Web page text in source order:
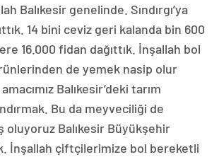
Balıkesir genelinde. Sındırgı’ya
14 bini ceviz geri kalanda bin 600
16.000 fidan dağıttık. İnşallah bol
de yemek nasip olur
Balıkesir’deki tarım
Bu da meyveciliği de
Balıkesir Büyükşehir
İnşallah çiftçilerimize bol bereketli